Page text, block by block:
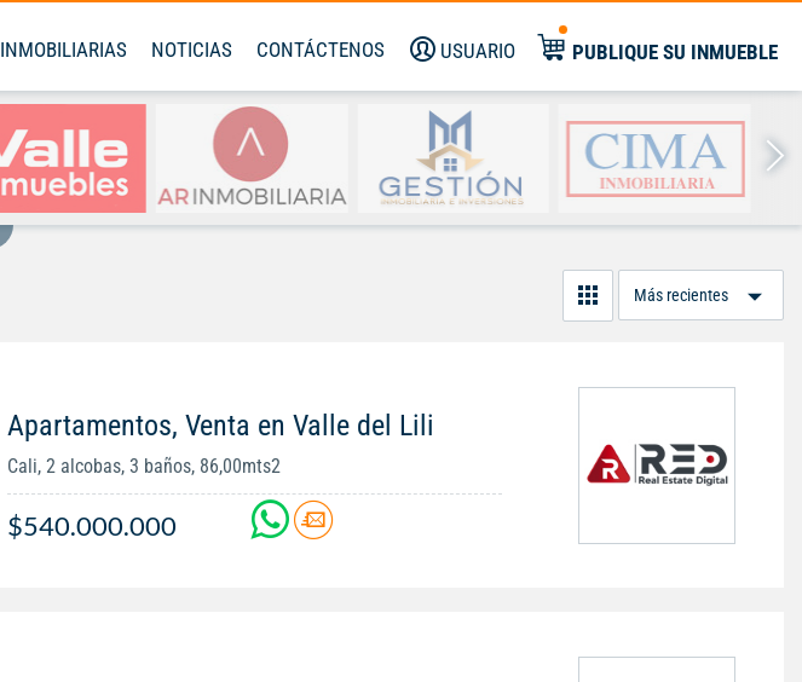
INMOBILIARIAS NOTICIAS CONTÁCTENOS USUARIO PUBLIQUE SU INMUEBLE
Apartamentos, Venta en Valle del Lili
Cali, 2 alcobas, 3 baños, 86,00mts2
$540.000.000